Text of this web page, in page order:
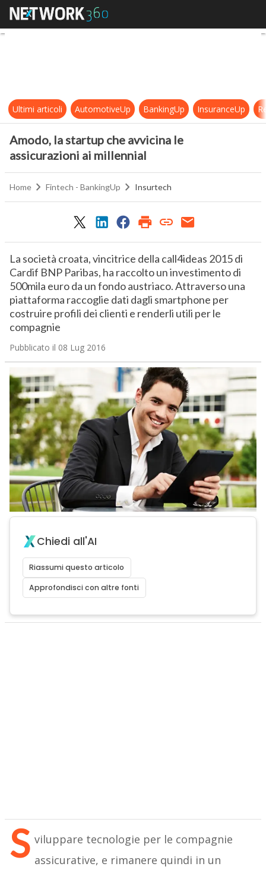
Amodo, la startup che avvicina le
Ultimi articoli AutomotiveUp BankingUp InsuranceUp
Amodo, la startup che avvicina le
assicurazioni ai millennial
Home Fintech - BankingUp Insurtech
La società croata, vincitrice della call4ideas 2015 di
Cardif BNP Paribas, ha raccolto un investimento di
500mila euro da un fondo austriaco. Attraverso una
piattaforma raccoglie dati dagli smartphone per
costruire profili dei clienti e renderli utili per le
compagnie
Pubblicato il 08 Lug 2016
Chiedi all'AI
Riassumi questo articolo
Approfondisci con altre fonti
S viluppare tecnologie per le compagnie
assicurative, e rimanere quindi in un